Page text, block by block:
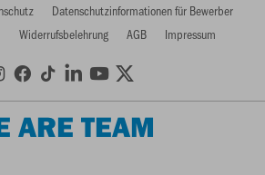
Datenschutzinformationen für Bewerber
Widerrufsbelehrung AGB Impressum
ARE TEAM